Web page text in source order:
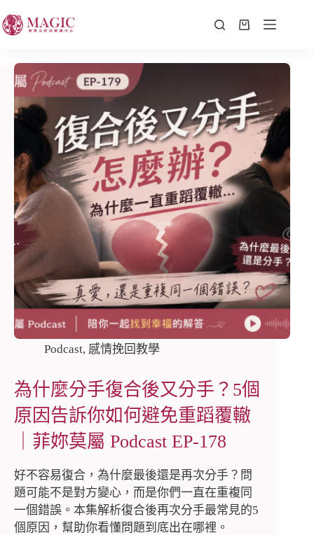
Podcast, 感情挽回教學
為什麼分手復合後又分手？5個
原因告訴你如何避免重蹈覆轍
｜菲妳莫屬 Podcast EP-178
好不容易復合，為什麼最後還是再次分手？問
題可能不是對方變心，而是你們一直在重複同
一個錯誤。本集解析復合後再次分手最常見的5
個原因，幫助你看懂問題到底出在哪裡。